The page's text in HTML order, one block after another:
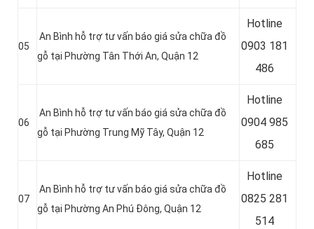
05
An Bình hỗ trợ tư vấn báo giá sửa chữa đồ
gỗ tại Phường Tân Thới An, Quận 12
Hotline
0903 181
486
06
An Bình hỗ trợ tư vấn báo giá sửa chữa đồ
gỗ tại Phường Trung Mỹ Tây, Quận 12
Hotline
0904 985
685
07
An Bình hỗ trợ tư vấn báo giá sửa chữa đồ
gỗ tại Phường An Phú Đông, Quận 12
Hotline
0825 281
514